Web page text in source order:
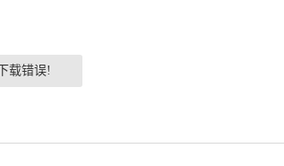
载错误!